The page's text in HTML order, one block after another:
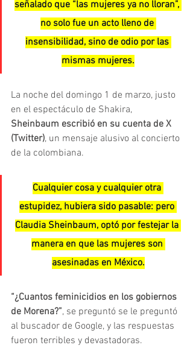
señalado que “las mujeres ya no lloran”,
no solo fue un acto lleno de
insensibilidad, sino de odio por las
mismas mujeres.
La noche del domingo 1 de marzo, justo
en el espectáculo de Shakira,
Sheinbaum escribió en su cuenta de X
(Twitter), un mensaje alusivo al concierto
de la colombiana.
Cualquier cosa y cualquier otra
estupidez, hubiera sido pasable: pero
Claudia Sheinbaum, optó por festejar la
manera en que las mujeres son
asesinadas en México.
“¿Cuantos feminicidios en los gobiernos
de Morena?”, se preguntó se le preguntó
al buscador de Google, y las respuestas
fueron terribles y devastadoras.